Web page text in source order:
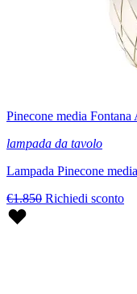
Pinecone media Fontana
lampada da tavolo
Lampada Pinecone
€1.850 Richiedi sconto